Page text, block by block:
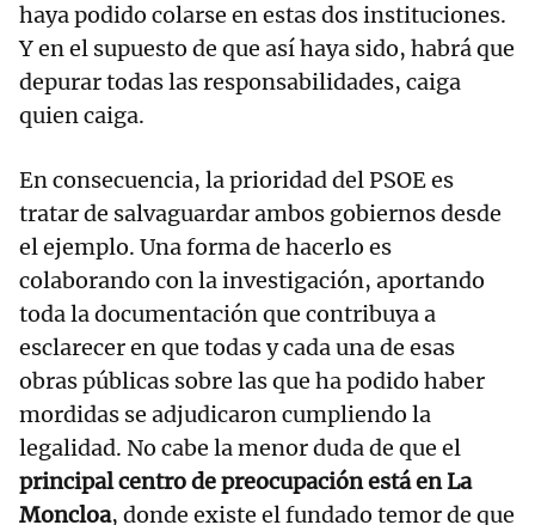
haya podido colarse en estas dos instituciones.
Y en el supuesto de que así haya sido, habrá que
depurar todas las responsabilidades, caiga
quien caiga.
En consecuencia, la prioridad del PSOE es
tratar de salvaguardar ambos gobiernos desde
el ejemplo. Una forma de hacerlo es
colaborando con la investigación, aportando
toda la documentación que contribuya a
esclarecer en que todas y cada una de esas
obras públicas sobre las que ha podido haber
mordidas se adjudicaron cumpliendo la
legalidad. No cabe la menor duda de que el
principal centro de preocupación está en La
Moncloa, donde existe el fundado temor de que